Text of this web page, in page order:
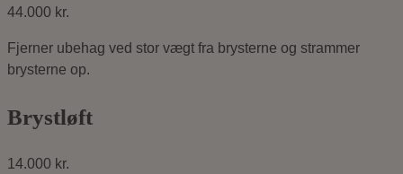
44.000 kr.
Fjerner ubehag ved stor vægt fra brysterne og strammer
brysterne op.
Brystløft
14.000 kr.